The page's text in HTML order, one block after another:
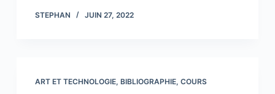
STEPHAN JUIN 27, 2022
ART ET TECHNOLOGIE, BIBLIOGRAPHIE, COURS